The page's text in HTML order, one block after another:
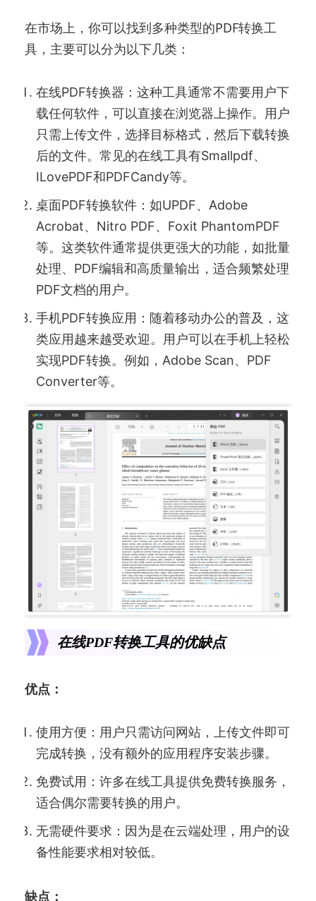
在市场上，你可以找到多种类型的PDF转换工
具，主要可以分为以下几类：
在线PDF转换器：这种工具通常不需要用户下
载任何软件，可以直接在浏览器上操作。用户
只需上传文件，选择目标格式，然后下载转换
后的文件。常见的在线工具有Smallpdf、
ILovePDF和PDFCandy等。
桌面PDF转换软件：如UPDF、Adobe
Acrobat、Nitro PDF、Foxit PhantomPDF
等。这类软件通常提供更强大的功能，如批量
处理、PDF编辑和高质量输出，适合频繁处理
PDF文档的用户。
手机PDF转换应用：随着移动办公的普及，这
类应用越来越受欢迎。用户可以在手机上轻松
实现PDF转换。例如，Adobe Scan、PDF
Converter等。
在线PDF转换工具的优缺点
优点：
使用方便：用户只需访问网站，上传文件即可
完成转换，没有额外的应用程序安装步骤。
免费试用：许多在线工具提供免费转换服务，
适合偶尔需要转换的用户。
无需硬件要求：因为是在云端处理，用户的设
备性能要求相对较低。
缺点：